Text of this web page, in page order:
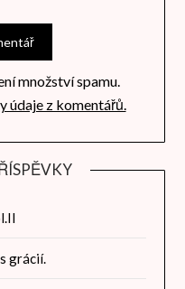
množství spamu.
údaje z komentářů.
grácií.